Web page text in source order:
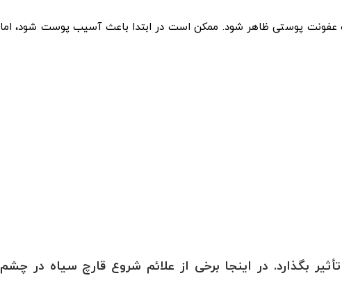
عفونت پوستی ظاهر شود. ممکن است در ابتدا باعث آسیب پوست شود، اما
بگذارد. در اینجا برخی از علائم شروع قارچ سیاه در چشم